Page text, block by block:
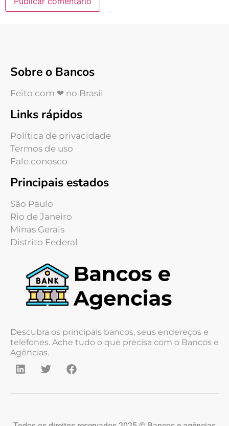
Sobre o Bancos
Feito com ❤ no Brasil
Links rápidos
Política de privacidade
Termos de uso
Fale conosco
Principais estados
São Paulo
Rio de Janeiro
Minas Gerais
Distrito Federal
Descubra os principais bancos, seus endereços e
telefones. Ache tudo o que precisa com o Bancos e
Agências.